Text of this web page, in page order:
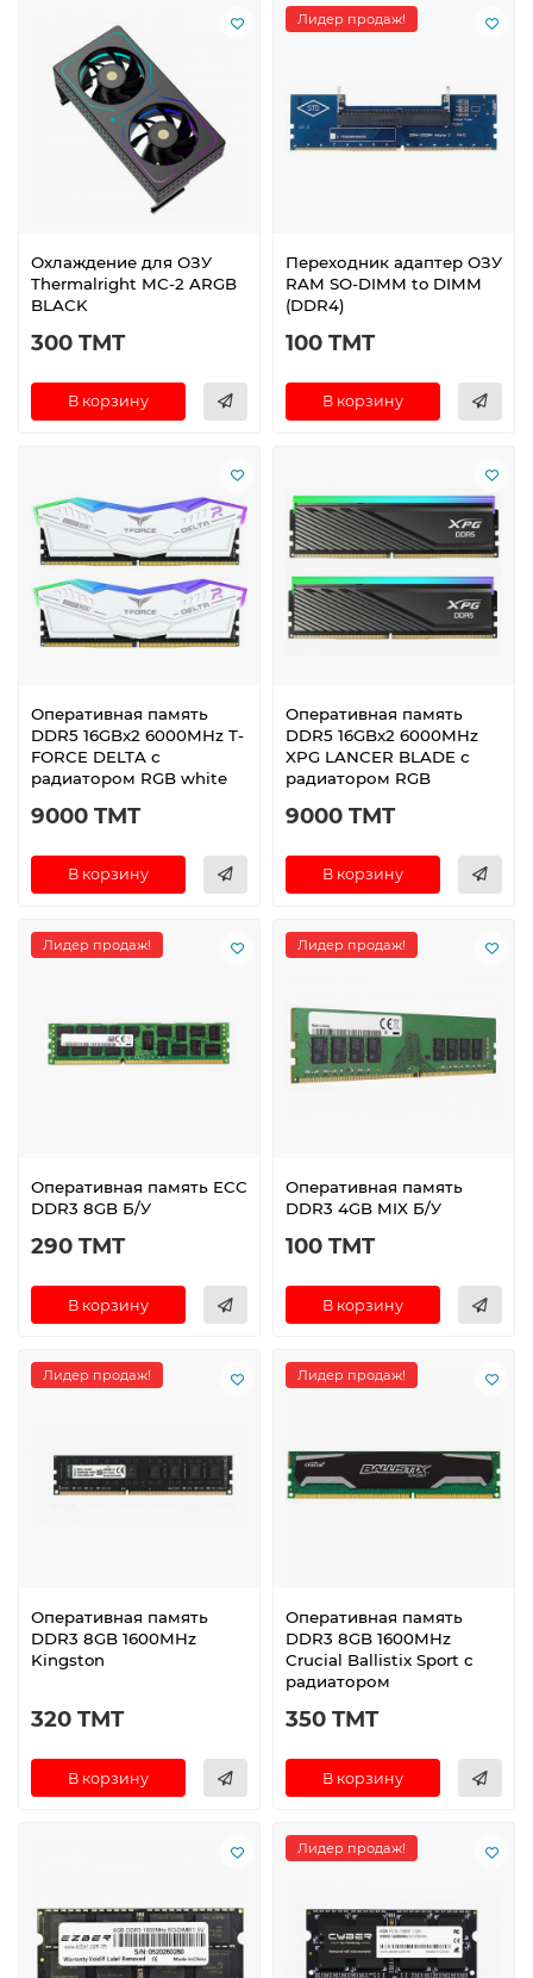
Охлаждение для ОЗУ
Thermalright MC-2 ARGB
BLACK
300 TMT
В корзину
Лидер продаж!
Переходник адаптер ОЗУ
RAM SO-DIMM to DIMM
(DDR4)
100 TMT
В корзину
Оперативная память
DDR5 16GBx2 6000MHz T-
FORCE DELTA с
радиатором RGB white
9000 TMT
В корзину
Оперативная память
DDR5 16GBx2 6000MHz
XPG LANCER BLADE с
радиатором RGB
9000 TMT
В корзину
Лидер продаж!
Оперативная память ECC
DDR3 8GB Б/У
290 TMT
В корзину
Лидер продаж!
Оперативная память
DDR3 4GB MIX Б/У
100 TMT
В корзину
Лидер продаж!
Оперативная память
DDR3 8GB 1600MHz
Kingston
320 TMT
В корзину
Лидер продаж!
Оперативная память
DDR3 8GB 1600MHz
Crucial Ballistix Sport с
радиатором
350 TMT
В корзину
Лидер продаж!